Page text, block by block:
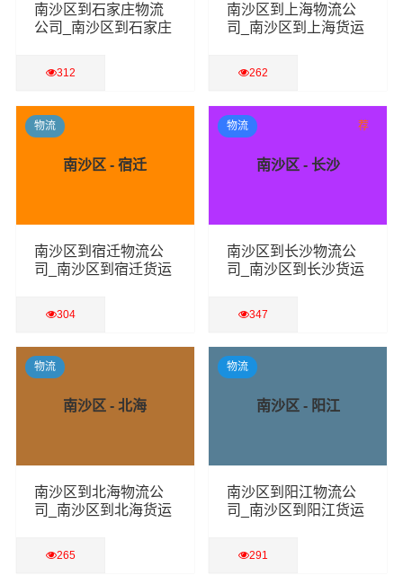
南沙区到石家庄物流
公司_南沙区到石家庄
312
查看详细
南沙区到上海物流公
司_南沙区到上海货运
262
查看详细
南沙区 - 宿迁
南沙区到宿迁物流公
司_南沙区到宿迁货运
304
查看详细
物流
南沙区 - 长沙
南沙区到长沙物流公
司_南沙区到长沙货运
347
查看详细
物流 荐
南沙区 - 北海
南沙区到北海物流公
司_南沙区到北海货运
265
物流
南沙区 - 阳江
南沙区到阳江物流公
司_南沙区到阳江货运
291
物流